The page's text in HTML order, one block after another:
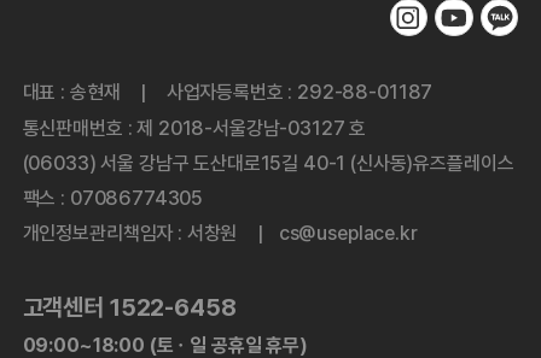
대표 : 송현재
사업자등록번호 : 292-88-01187
통신판매번호 : 제 2018-서울강남-03127 호
(06033) 서울 강남구 도산대로15길 40-1 (신사동)유즈플레이스
팩스 : 07086774305
개인정보관리책임자 : 서창원
cs@useplace.kr
고객센터 1522-6458
09:00~18:00 (토ㆍ일 공휴일 휴무)